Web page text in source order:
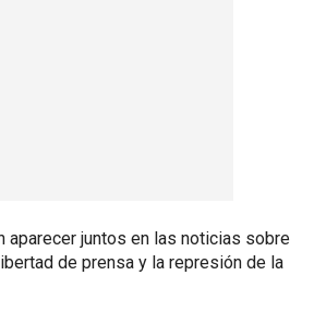
aparecer juntos en las noticias sobre
de prensa y la represión de la